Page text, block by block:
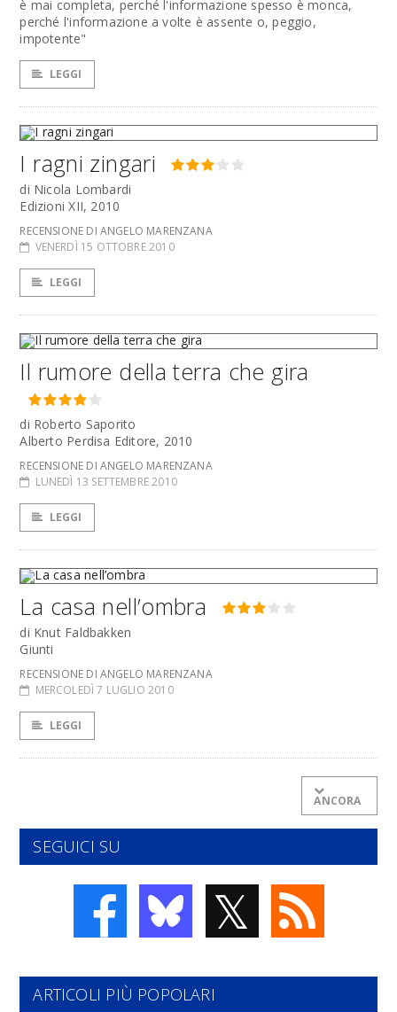
è mai completa, perché l'informazione spesso è monca,
perché l'informazione a volte è assente o, peggio,
impotente"
LEGGI
I ragni zingari
di Nicola Lombardi
Edizioni XII, 2010
RECENSIONE DI ANGELO MARENZANA
VENERDÌ 15 OTTOBRE 2010
LEGGI
Il rumore della terra che gira
di Roberto Saporito
Alberto Perdisa Editore, 2010
RECENSIONE DI ANGELO MARENZANA
LUNEDÌ 13 SETTEMBRE 2010
LEGGI
La casa nell’ombra
di Knut Faldbakken
Giunti
RECENSIONE DI ANGELO MARENZANA
MERCOLEDÌ 7 LUGLIO 2010
LEGGI
ANCORA
SEGUICI SU
𝕏
ARTICOLI PIÙ POPOLARI